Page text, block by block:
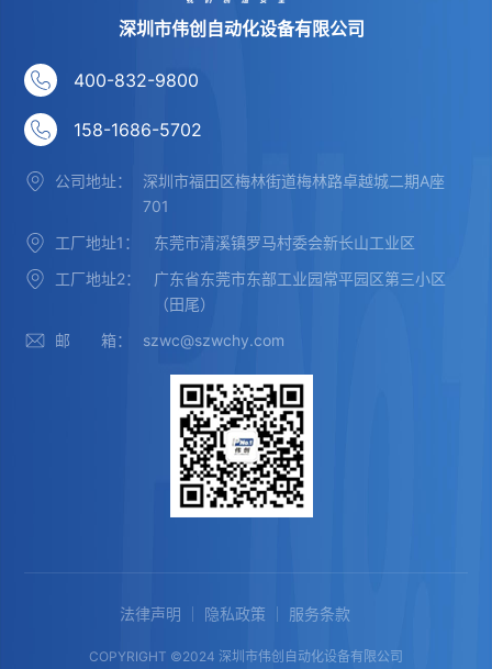
深圳市伟创自动化设备有限公司
400-832-9800
158-1686-5702
公司地址：
深圳市福田区梅林街道梅林路卓越城二期A座
701
工厂地址1：
东莞市清溪镇罗马村委会新长山工业区
工厂地址2：
广东省东莞市东部工业园常平园区第三小区
（田尾）
邮 箱：
szwc@szwchy.com
COPYRIGHT ©2024 深圳市伟创自动化设备有限公司
法律声明 隐私政策 服务条款